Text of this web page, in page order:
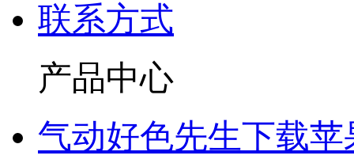
联系方式
产品中心
气动好色先生下载